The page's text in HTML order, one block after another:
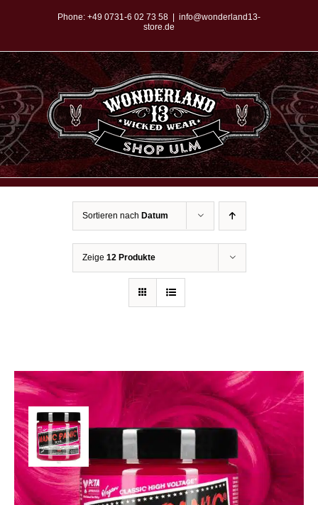
springen
Phone: +49 0731-6 02 73 58
info@wonderland13-
store.de
Sortieren nach Datum
Zeige 12 Produkte
Manic Panic Haarfarbe
Pussycat Pink
14,90€
Inkl. MwSt.
zzgl.Versand